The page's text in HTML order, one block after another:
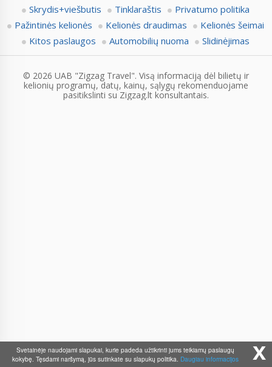
Skrydis+viešbutis
Tinklaraštis
Privatumo politika
Pažintinės kelionės
Kelionės draudimas
Kelionės šeimai
Kitos paslaugos
Automobilių nuoma Slidinėjimas
© 2026 UAB "Zigzag Travel". Visą informaciją dėl bilietų ir
kelionių programų, datų, kainų, sąlygų rekomenduojame
pasitikslinti su Zigzag.lt konsultantais.
x
Svetainėje naudojami slapukai, kurie padeda užtikrinti jums teikiamų paslaugų
kokybę. Tęsdami naršymą, jūs sutinkate su slapukų politika. Daugiau informacijos